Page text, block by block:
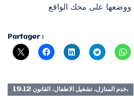
Partager :
خدم المنازل، تشغيل الاطفال، القانون 19.12،